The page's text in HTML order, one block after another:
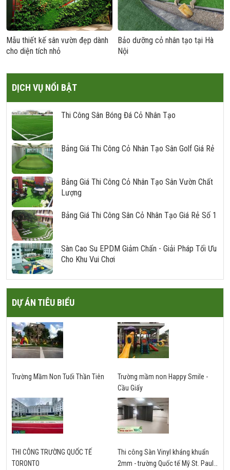
Mẫu thiết kế sân vườn đẹp dành
cho diện tích nhỏ
Bảo dưỡng cỏ nhân tạo tại Hà
Nội
DỊCH VỤ NỔI BẬT
Thi Công Sân Bóng Đá Cỏ Nhân Tạo
Bảng Giá Thi Công Cỏ Nhân Tạo Sân Golf Giá Rẻ
Bảng Giá Thi Công Cỏ Nhân Tạo Sân Vườn Chất
Lượng
Bảng Giá Thi Công Sân Cỏ Nhân Tạo Giá Rẻ Số 1
Sàn Cao Su EPDM Giảm Chấn - Giải Pháp Tối Ưu
Cho Khu Vui Chơi
DỰ ÁN TIÊU BIỂU
Trường Mầm Non Tuổi Thần Tiên
Trường mầm non Happy Smile -
Cầu Giấy
THI CÔNG TRƯỜNG QUỐC TẾ
TORONTO
Thi công Sàn Vinyl kháng khuẩn
2mm - trường Quốc tế Mỹ St. Paul -